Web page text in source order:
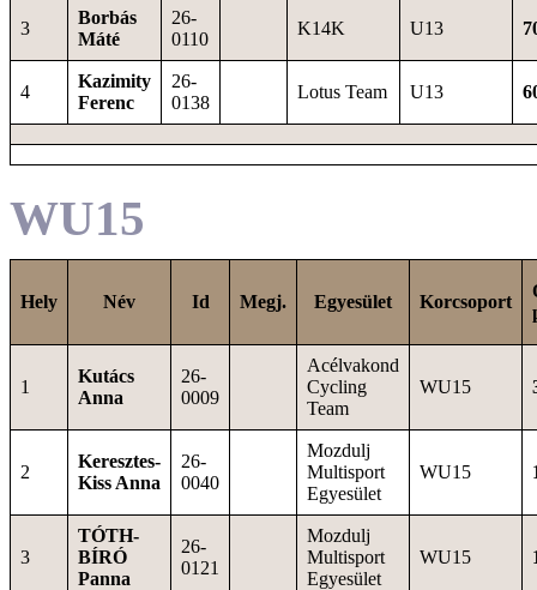
3
Borbás
Máté
26-
0110
K14K U13
4
Kazimity
Ferenc
26-
0138
Lotus Team U13
WU15
Hely Név Id Megj. Egyesület Korcsoport
1
Kutács
Anna
26-
0009
Acélvakond
Cycling
Team
WU15
2
Keresztes-
Kiss Anna
26-
0040
Mozdulj
Multisport
Egyesület
WU15
3
TÓTH-
BÍRÓ
Panna
26-
0121
Mozdulj
Multisport
Egyesület
WU15